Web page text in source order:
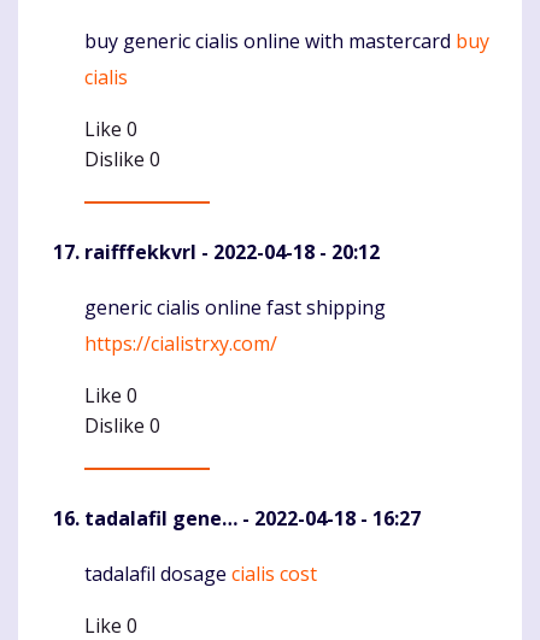
Komentaras
buy generic cialis online with mastercard buy
cialis
Like 0
Dislike 0
raifffekkvrl - 2022-04-18 - 20:12
Komentaras
generic cialis online fast shipping
https://cialistrxy.com/
Like 0
Dislike 0
tadalafil gene… - 2022-04-18 - 16:27
Komentaras
tadalafil dosage cialis cost
Like 0